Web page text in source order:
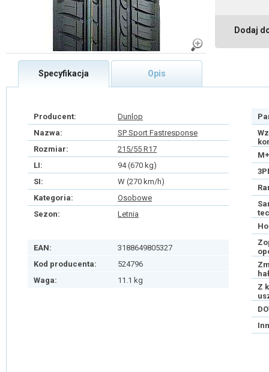
Dodaj
Specyfikacja Opis
Producent:
Dunlop
Nazwa:
SP Sport Fastresponse
Rozmiar:
215/55 R17
LI:
94 (670 kg)
SI:
W (270 km/h)
Kategoria:
Osobowe
Sezon:
Letnia
EAN:
3188649805327
Kod producenta:
524796
Waga:
11.1 kg
Z